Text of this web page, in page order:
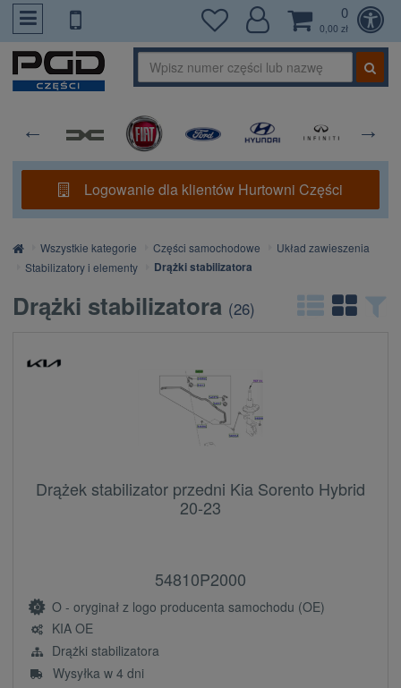
PrzejdzDoTresci
0
0,00 zł
Logowanie dla klientów Hurtowni Części
Strona
główna
Wszystkie kategorie Części samochodowe
Układ zawieszenia
Stabilizatory i elementy
Drążki stabilizatora
Drążki stabilizatora (26)
Drążek stabilizator przedni Kia Sorento Hybrid
20-23
54810P2000
O - oryginał z logo producenta samochodu (OE)
KIA OE
Drążki stabilizatora
Wysyłka w 4 dni